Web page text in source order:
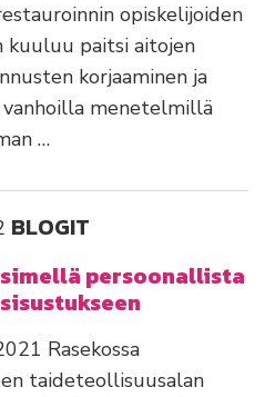
opiskelijoiden
kuuluu paitsi aitojen
korjaaminen ja
menetelmillä
…
BLOGIT
persoonallista
Rasekossa
taideteollisuusalan